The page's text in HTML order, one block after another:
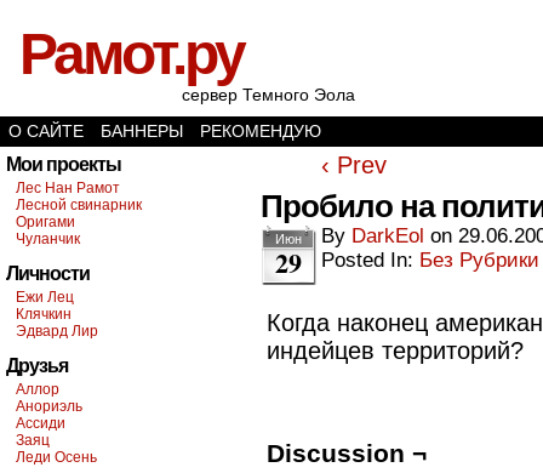
Рамот.ру
сервер Темного Эола
О САЙТЕ
БАННЕРЫ РЕКОМЕНДУЮ
Мои проекты
Лес Нан Рамот
Лесной свинарник
Оригами
Чуланчик
Личности
Ежи Лец
Клячкин
Эдвард Лир
Друзья
Аллор
Анориэль
Ассиди
Заяц
Леди Осень
‹ Prev
Пробило на
Июн
29
By DarkEol on
Posted In: Без Рубрики
Когда наконец
индейцев территорий?
Discussion ¬